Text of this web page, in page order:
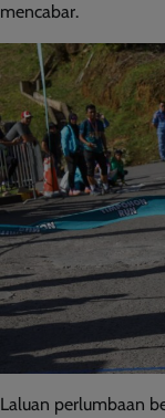
mencabar.
Laluan perlumbaan